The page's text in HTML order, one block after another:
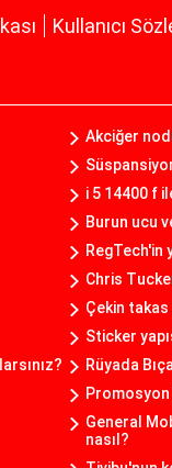
Kullanıcı
Akciğer
i 5 14400 f
Burun ucu
RegTech'in
Chris
Çekin
Sticker
Rüyada
General
nasıl?